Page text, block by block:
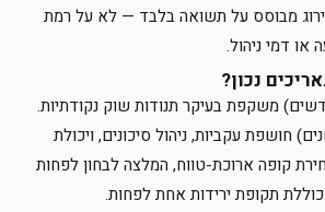
מבוסס על תשואה בלבד — לא על רמת
או דמי ניהול.
נכון?
קצרה (3-6 חודשים) משקפת בעיקר תנודות שוק נקודתיות.
ארוכה (3-5 שנים) חושפת עקביות, ניהול סיכונים, ויכולת
קופה ארוכת-טווח, המלצה לבחון לפחות